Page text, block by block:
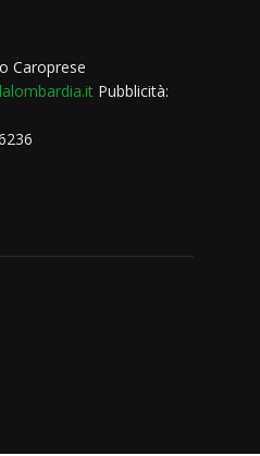
Caroprese
Pubblicità: